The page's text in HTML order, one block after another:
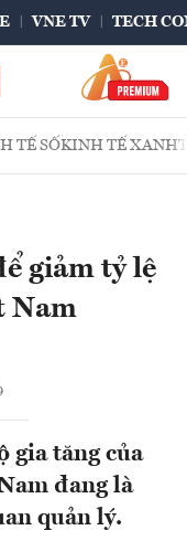
VNE TV TECH
TẾ SỐKINH TẾ XANH
giảm tỷ lệ
Nam
gia tăng của
đang là
quản lý.